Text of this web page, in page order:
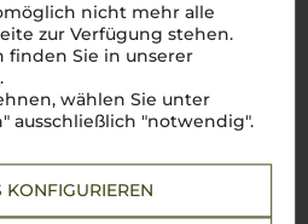
nicht mehr alle
zur Verfügung stehen.
finden Sie in unserer
.
wählen Sie unter
ausschließlich "notwendig".
KONFIGURIEREN
ausgewogenen Geschmack. In
feines Zusammenspiel von reifen
einem Hauch von mediterranen
von einer zarten Mineralität
unterstützt, die den
verleiht. Im Gaumen zeigen sie
komplex, mit einem